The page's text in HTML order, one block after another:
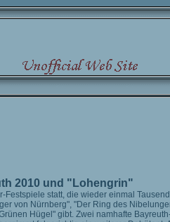
2010 und "Lohengrin"
statt, die wieder einmal
von Nürnberg", "Der Ring des
Hügel" gibt. Zwei namhafte